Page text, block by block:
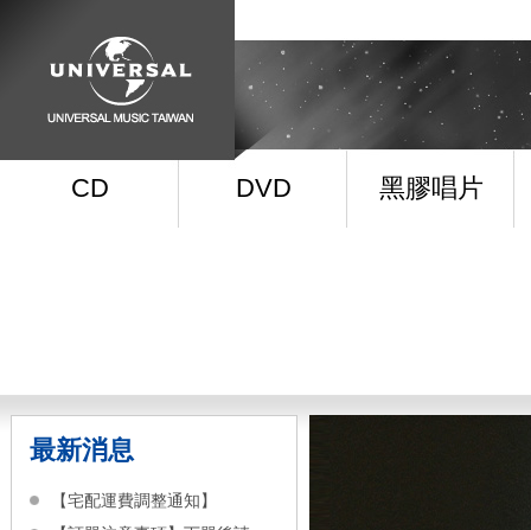
CD DVD 黑膠唱片
最新消息
【宅配運費調整通知】